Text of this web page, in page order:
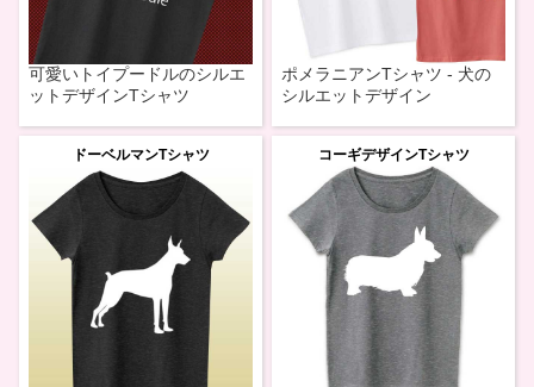
可愛いトイプードルのシルエ
ットデザインTシャツ
ポメラニアンTシャツ - 犬の
シルエットデザイン
ドーベルマンTシャツ コーギデザインTシャツ